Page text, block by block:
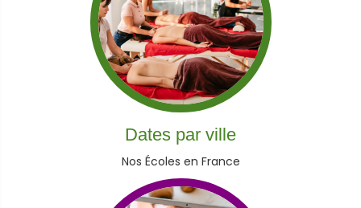
Dates par ville
Nos Écoles en France